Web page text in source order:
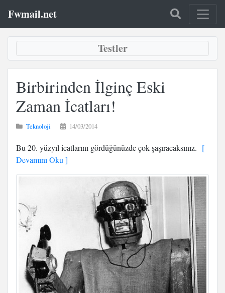
Fwmail.net
Testler
Birbirinden İlginç Eski
Zaman İcatları!
Teknoloji 14/03/2014
Bu 20. yüzyıl icatlarını gördüğünüzde çok şaşıracaksınız. [
Devamını Oku ]